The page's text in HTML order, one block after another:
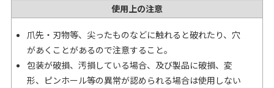
使用上の注意
爪先・刃物等、尖ったものなどに触れると破れたり、穴
があくことがあるので注意すること。
包装が破損、汚損している場合、及び製品に破損、変
形、ピンホール等の異常が認められる場合は使用しない